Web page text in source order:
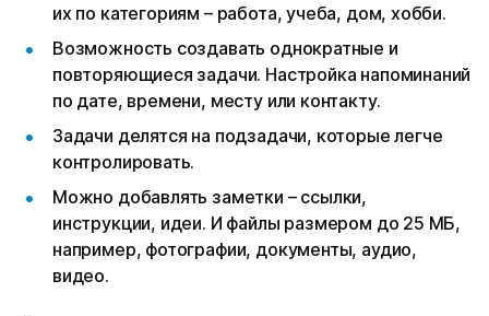
их по категориям – работа, учеба, дом, хобби.
Возможность создавать однократные и
повторяющиеся задачи. Настройка напоминаний
по дате, времени, месту или контакту.
Задачи делятся на подзадачи, которые легче
контролировать.
Можно добавлять заметки – ссылки,
инструкции, идеи. И файлы размером до 25 МБ,
например, фотографии, документы, аудио,
видео.